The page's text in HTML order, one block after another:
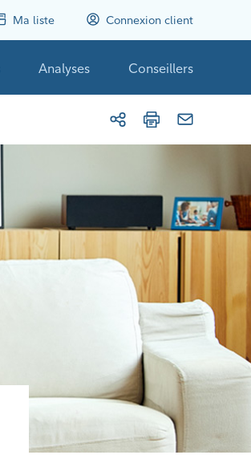
Ma liste Connexion client
Analyses Conseillers